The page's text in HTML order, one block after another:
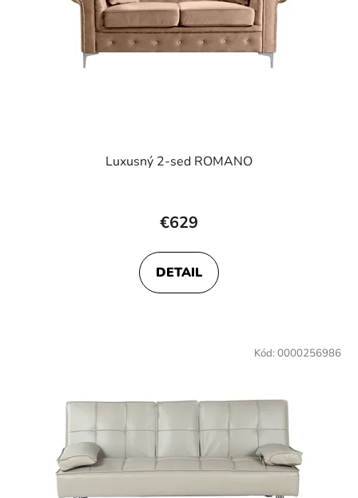
Luxusný 2-sed ROMANO
€629
DETAIL
Kód: 0000256986